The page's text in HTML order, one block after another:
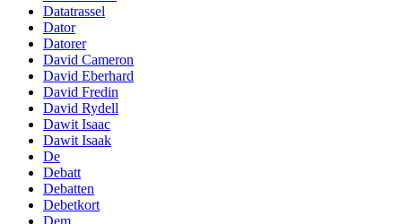
Datatrassel
Dator
Datorer
David Cameron
David Eberhard
David Fredin
David Rydell
Dawit Isaac
Dawit Isaak
De
Debatt
Debatten
Debetkort
Dem